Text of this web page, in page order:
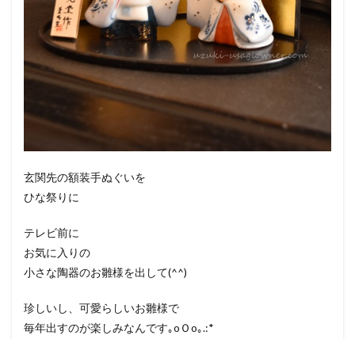
玄関先の額装手ぬぐいを
ひな祭りに
テレビ前に
お気に入りの
小さな陶器のお雛様を出して(^^)
珍しいし、可愛らしいお雛様で
毎年出すのが楽しみなんです｡oＯo｡.:*